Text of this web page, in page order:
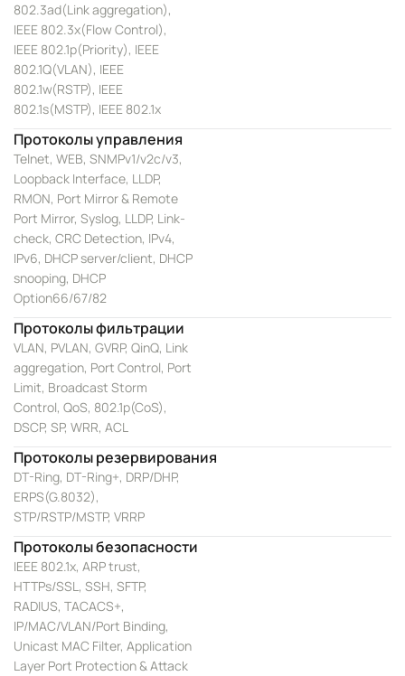
802.3ad(Link aggregation),
IEEE 802.3x(Flow Control),
IEEE 802.1p(Priority), IEEE
802.1Q(VLAN), IEEE
802.1w(RSTP), IEEE
802.1s(MSTP), IEEE 802.1x
Протоколы управления
Telnet, WEB, SNMPv1/v2c/v3,
Loopback Interface, LLDP,
RMON, Port Mirror & Remote
Port Mirror, Syslog, LLDP, Link-
check, CRC Detection, IPv4,
IPv6, DHCP server/client, DHCP
snooping, DHCP
Option66/67/82
Протоколы фильтрации
VLAN, PVLAN, GVRP, QinQ, Link
aggregation, Port Control, Port
Limit, Broadcast Storm
Control, QoS, 802.1p(CoS),
DSCP, SP, WRR, ACL
Протоколы резервирования
DT-Ring, DT-Ring+, DRP/DHP,
ERPS(G.8032),
STP/RSTP/MSTP, VRRP
Протоколы безопасности
IEEE 802.1x, ARP trust,
HTTPs/SSL, SSH, SFTP,
RADIUS, TACACS+,
IP/MAC/VLAN/Port Binding,
Unicast MAC Filter, Application
Layer Port Protection & Attack